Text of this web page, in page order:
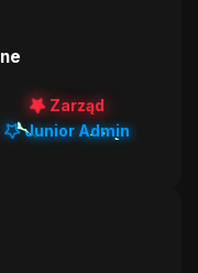
Zarząd
Junior Admin